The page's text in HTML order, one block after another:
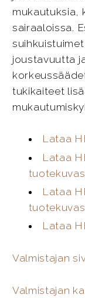
mukautuksia,
sairaaloissa.
joustavuutta
tukikaiteet
Lataa
Lataa
Lataa
Lataa
Valmistajan
Valmistajan